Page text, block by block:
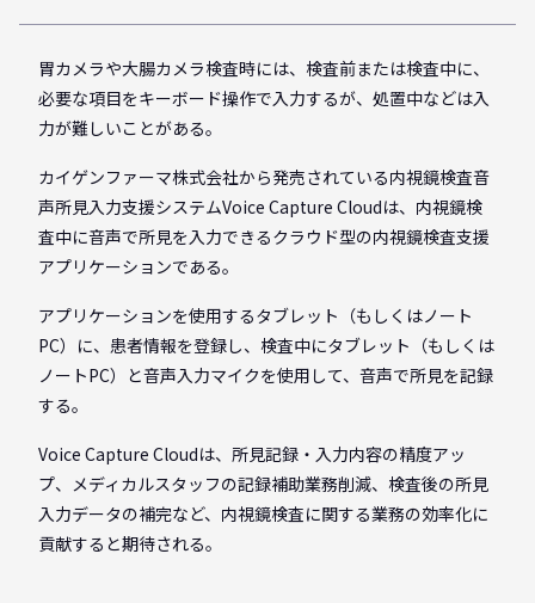
胃カメラや大腸カメラ検査時には、検査前または検査中に、
必要な項目をキーボード操作で入力するが、処置中などは入
力が難しいことがある。
カイゲンファーマ株式会社から発売されている内視鏡検査音
声所見入力支援システムVoice Capture Cloudは、内視鏡検
査中に音声で所見を入力できるクラウド型の内視鏡検査支援
アプリケーションである。
アプリケーションを使用するタブレット（もしくはノート
PC）に、患者情報を登録し、検査中にタブレット（もしくは
ノートPC）と音声入力マイクを使用して、音声で所見を記録
する。
Voice Capture Cloudは、所見記録・入力内容の精度アッ
プ、メディカルスタッフの記録補助業務削減、検査後の所見
入力データの補完など、内視鏡検査に関する業務の効率化に
貢献すると期待される。